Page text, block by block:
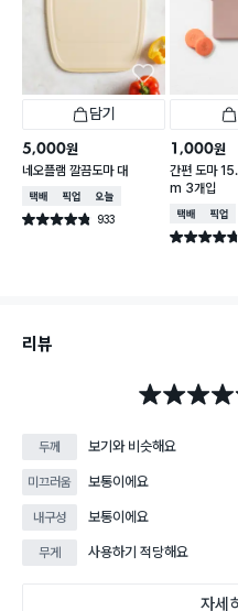
담기
5,000원
네오플램 깔끔도마 대
택배배송매장픽업오늘배송
별점 4.8점 933
건 작성
1,000원
간편 도마
m 3개입
택배배송매장픽
별점 4.7점
리뷰
별점 4.7점
두께 보기와 비슷해요
미끄러움 보통이에요
내구성 보통이에요
무게 사용하기 적당해요
자세